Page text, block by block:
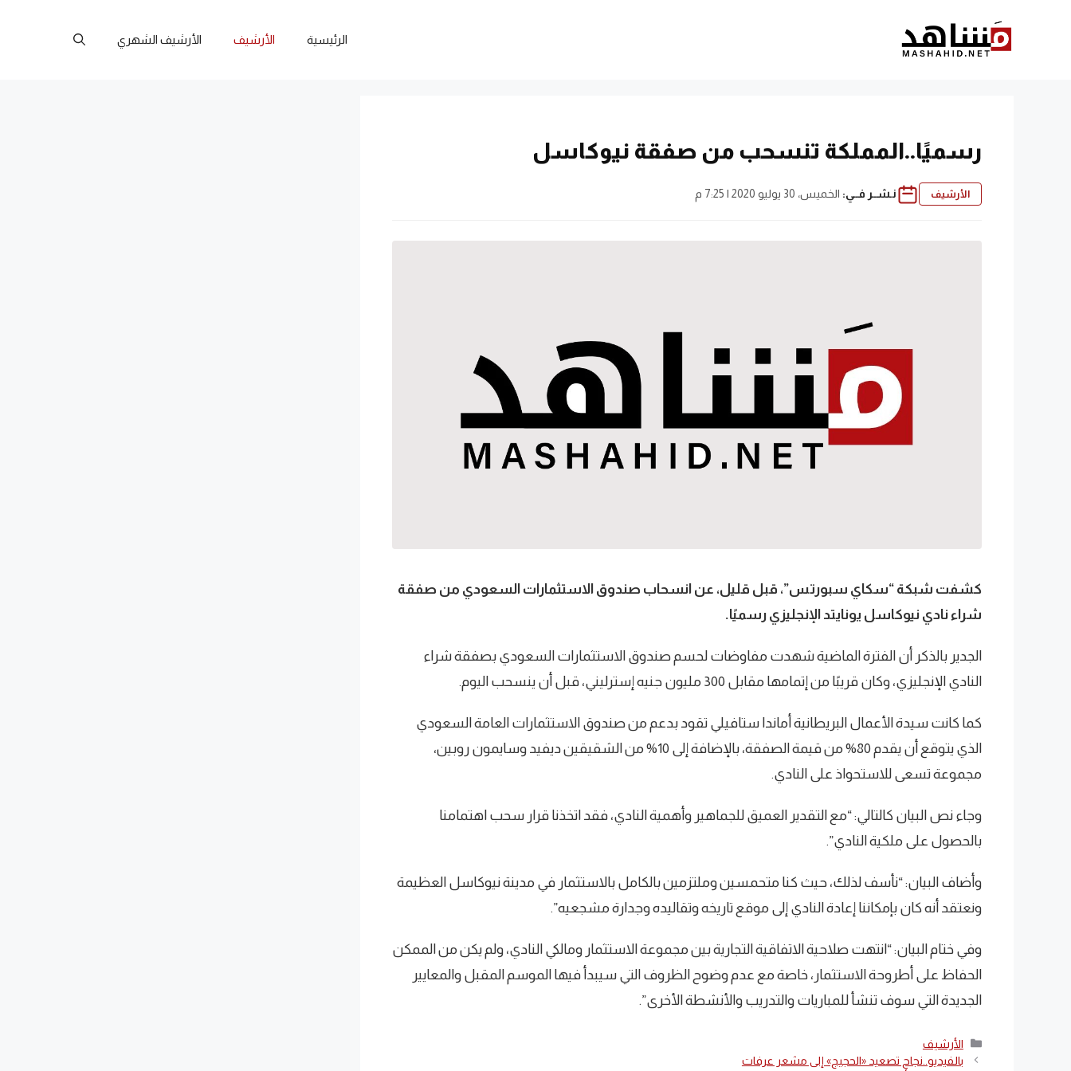
الرئيسية الأرشيف الأرشيف الشهري
رسميًا..المملكة تنسحب من صفقة نيوكاسل
الأرشيف نـشــر فــي: الخميس، 30 يوليو 2020 | 7:25 م
كشفت شبكة “سكاي سبورتس”، قبل قليل، عن انسحاب صندوق الاستثمارات السعودي من صفقة
شراء نادي نيوكاسل يونايتد الإنجليزي رسميًا.
الجدير بالذكر أن الفترة الماضية شهدت مفاوضات لحسم صندوق الاستثمارات السعودي بصفقة شراء
النادي الإنجليزي، وكان قريبًا من إتمامها مقابل 300 مليون جنيه إسترليني، قبل أن ينسحب اليوم.
كما كانت سيدة الأعمال البريطانية أماندا ستافيلي تقود بدعم من صندوق الاستثمارات العامة السعودي
الذي يتوقع أن يقدم 80% من قيمة الصفقة، بالإضافة إلى 10% من الشقيقين ديفيد وسايمون روبين،
مجموعة تسعى للاستحواذ على النادي.
وجاء نص البيان كالتالي: “مع التقدير العميق للجماهير وأهمية النادي، فقد اتخذنا قرار سحب اهتمامنا
بالحصول على ملكية النادي”.
وأضاف البيان: “نأسف لذلك، حيث كنا متحمسين وملتزمين بالكامل بالاستثمار في مدينة نيوكاسل العظيمة
ونعتقد أنه كان بإمكاننا إعادة النادي إلى موقع تاريخه وتقاليده وجدارة مشجعيه”.
وفي ختام البيان: “انتهت صلاحية الاتفاقية التجارية بين مجموعة الاستثمار ومالكي النادي، ولم يكن من الممكن
الحفاظ على أطروحة الاستثمار، خاصة مع عدم وضوح الظروف التي سيبدأ فيها الموسم المقبل والمعايير
الجديدة التي سوف تنشأ للمباريات والتدريب والأنشطة الأخرى”.
التصنيفات
الأرشيف
بالفيديو..نجاح تصعيد «الحجيج» إلى مشعر عرفات